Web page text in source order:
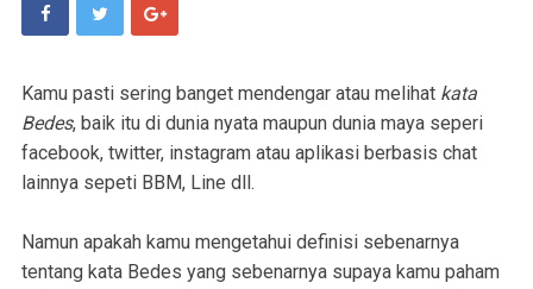
Kamu pasti sering banget mendengar atau melihat kata
Bedes, baik itu di dunia nyata maupun dunia maya seperi
facebook, twitter, instagram atau aplikasi berbasis chat
lainnya sepeti BBM, Line dll.
Namun apakah kamu mengetahui definisi sebenarnya
tentang kata Bedes yang sebenarnya supaya kamu paham